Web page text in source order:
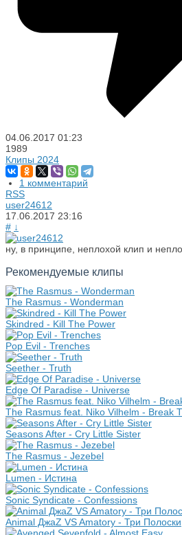
04.06.2017 01:23
1989
Клипы 2024
1 комментарий
RSS
user24612
17.06.2017 23:16
# ↓
ну, в принципе, неплохой клип и
Рекомендуемые клипы
The Rasmus - Wonderman
Skindred - Kill The Power
Pop Evil - Trenches
Seether - Truth
Edge Of Paradise - Universe
The Rasmus feat. Niko Vilhelm - Break
Seasons After - Cry Little Sister
The Rasmus - Jezebel
Lumen - Истина
Sonic Syndicate - Confessions
Animal ДжаZ VS Amatory - Три Полоски